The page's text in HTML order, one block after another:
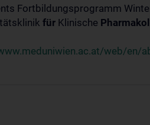
Fortbildungsprogramm
für Klinische
web/en/